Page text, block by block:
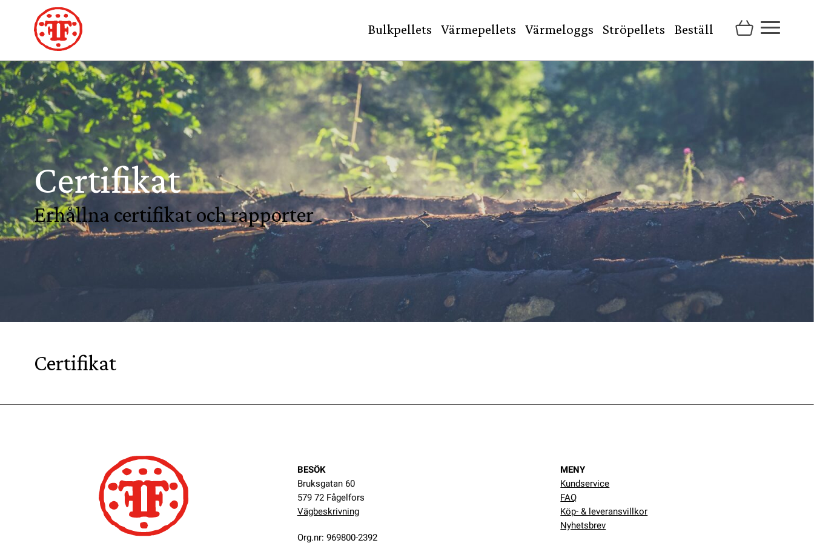
Bulkpellets Värmepellets Värmeloggs Ströpellets Beställ
Certifikat
Erhållna certifikat och rapporter
Certifikat
BESÖK
Bruksgatan 60
579 72 Fågelfors
Vägbeskrivning
Org.nr: 969800-2392
MENY
Kundservice
FAQ
Köp- & leveransvillkor
Nyhetsbrev